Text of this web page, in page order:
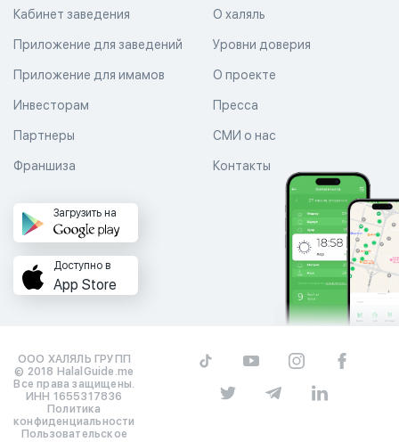
О халяль
Уровни доверия
Кабинет заведения
Приложение для заведений
Приложение для имамов О проекте
Пресса
СМИ о нас
Контакты
Инвесторам
Партнеры
Франшиза
Загрузить на
Доступно в
App Store
ООО ХАЛЯЛЬ ГРУПП
© 2018 HalalGuide.me
Все права защищены.
ИНН 1655317836
Политика
конфиденциальности
Пользовательское